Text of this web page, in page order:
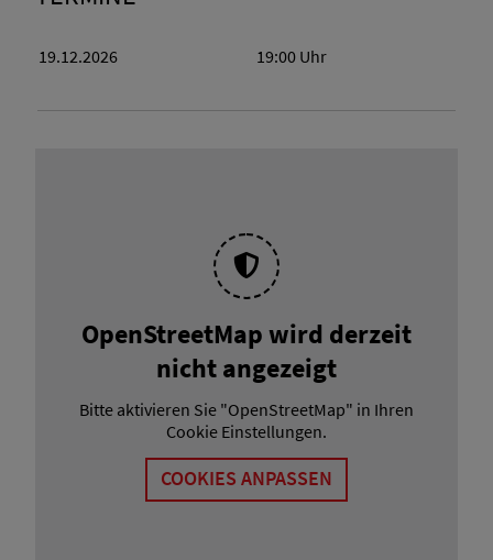
19.12.2026 19:00 Uhr
OpenStreetMap wird derzeit
nicht angezeigt
Bitte aktivieren Sie "OpenStreetMap" in Ihren
Cookie Einstellungen.
COOKIES ANPASSEN